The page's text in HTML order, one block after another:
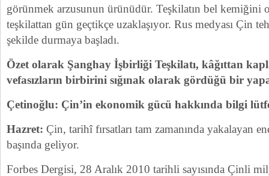
görünmek arzusunun ürünüdür. Teşkilatın bel kemiğini
teşkilattan gün geçtikçe uzaklaşıyor. Rus medyası Çin
şekilde durmaya başladı.
Özet olarak Şanghay İşbirliği Teşkilatı, kâğıttan
vefasızların birbirini sığınak olarak gördüğü bir
Çetinoğlu: Çin’in ekonomik gücü hakkında bilgi
Hazret: Çin, tarihî fırsatları tam zamanında yakalayan
başında geliyor.
Forbes Dergisi, 28 Aralık 2010 tarihli sayısında Çinli